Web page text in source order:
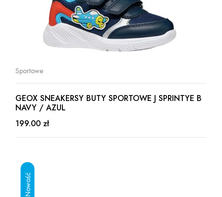
Sportowe
GEOX SNEAKERSY BUTY SPORTOWE J SPRINTYE B
NAVY / AZUL
199.00 zł